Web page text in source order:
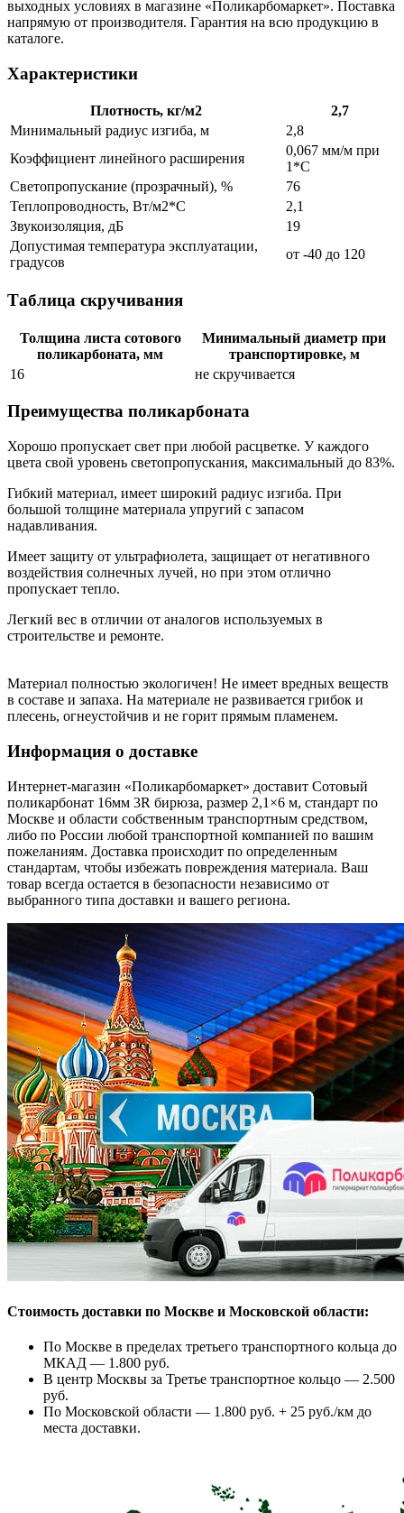
выходных условиях в магазине «Поликарбомаркет». Поставка
напрямую от производителя. Гарантия на всю продукцию в
каталоге.
Характеристики
Плотность, кг/м2
2,7
Минимальный радиус изгиба, м
2,8
Коэффициент линейного расширения
0,067 мм/м при
1*С
Светопропускание (прозрачный), %
76
Теплопроводность, Вт/м2*С
2,1
Звукоизоляция, дБ
19
Допустимая температура эксплуатации,
градусов
от -40 до 120
Таблица скручивания
Толщина листа сотового
поликарбоната, мм
Минимальный диаметр при
транспортировке, м
16
не скручивается
Преимущества поликарбоната
Хорошо пропускает свет при любой расцветке. У каждого
цвета свой уровень светопропускания, максимальный до 83%.
Гибкий материал, имеет широкий радиус изгиба. При
большой толщине материала упругий с запасом
надавливания.
Имеет защиту от ультрафиолета, защищает от негативного
воздействия солнечных лучей, но при этом отлично
пропускает тепло.
Легкий вес в отличии от аналогов используемых в
строительстве и ремонте.
Материал полностью экологичен! Не имеет вредных веществ
в составе и запаха. На материале не развивается грибок и
плесень, огнеустойчив и не горит прямым пламенем.
Информация о доставке
Интернет-магазин «Поликарбомаркет» доставит Сотовый
поликарбонат 16мм 3R бирюза, размер 2,1×6 м, стандарт по
Москве и области собственным транспортным средством,
либо по России любой транспортной компанией по вашим
пожеланиям. Доставка происходит по определенным
стандартам, чтобы избежать повреждения материала. Ваш
товар всегда остается в безопасности независимо от
выбранного типа доставки и вашего региона.
Стоимость доставки по Москве и Московской области:
По Москве в пределах третьего транспортного кольца до
МКАД — 1.800 руб.
В центр Москвы за Третье транспортное кольцо — 2.500
руб.
По Московской области — 1.800 руб. + 25 руб./км до
места доставки.